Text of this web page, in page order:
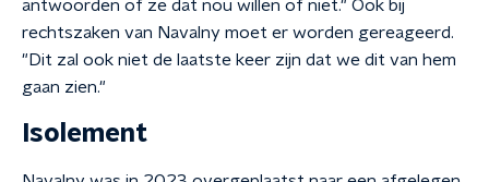
antwoorden of ze dat nou willen of niet." Ook bij
rechtszaken van Navalny moet er worden gereageerd.
"Dit zal ook niet de laatste keer zijn dat we dit van hem
gaan zien."
Isolement